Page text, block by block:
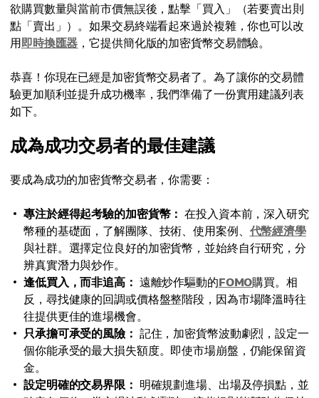
欲購買數量與當前市價無誤後，點擊「買入」（若要賣出則
點「賣出」）。如果交易終端看起來過於複雜，你也可以改
用即時換匯器 ，它提供簡化版的加密貨幣交易體驗。
恭喜！你現在已經是加密貨幣交易者了。為了讓你的交易體
驗更加順利並提升成功機率，我們準備了一份實用建議列表
如下。
成為成功交易者的最佳建議
要成為成功的加密貨幣交易者，你需要：
專注於經得起考驗的加密貨幣： 在投入資本前，深入研究
幣種的基礎面，了解團隊、技術、使用案例、 代幣經濟學
與社群。選擇定位良好的加密貨幣，並始終自行研究，分
辨真實潛力與炒作。
逢低買入，而非追高： 遠離炒作驅動的FOMO購買。相
反，尋找健康的回調或價格盤整階段，因為市場降溫時往
往提供更佳的進場機會。
只承擔可承受的風險： 記住，加密貨幣波動劇烈，設定一
個你能承受的最大損失額度。即使市場崩盤，仍能保留資
金。
設定明確的交易界限： 明確規劃進場、出場及停損點，並